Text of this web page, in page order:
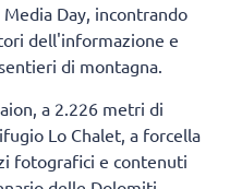
Day, incontrando
dell'informazione e
di montagna.
a 2.226 metri di
Lo Chalet, a forcella
fotografici e contenuti